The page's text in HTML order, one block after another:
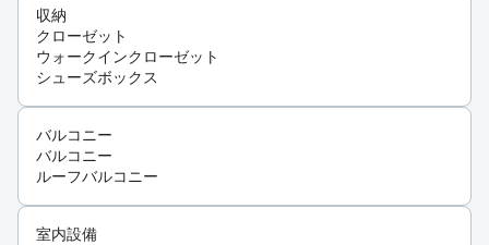
収納
クローゼット
ウォークインクローゼット
シューズボックス
バルコニー
バルコニー
ルーフバルコニー
室内設備